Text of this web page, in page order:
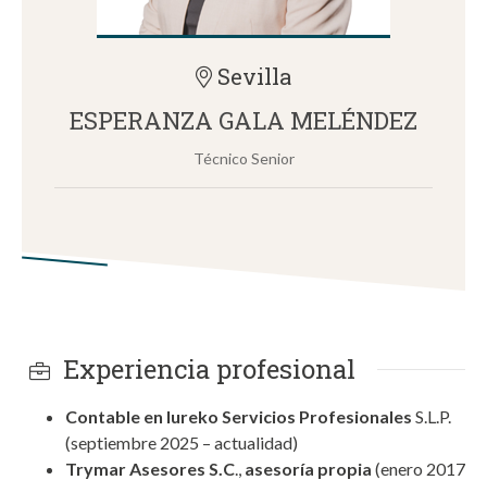
Sevilla
ESPERANZA GALA MELÉNDEZ
Técnico Senior
Experiencia profesional
Contable en Iureko Servicios Profesionales S.L.P.
(septiembre 2025 – actualidad)
Trymar Asesores S.C., asesoría propia (enero 2017